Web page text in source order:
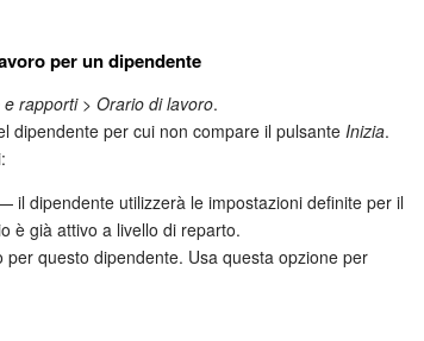
per un dipendente
rapporti > Orario di lavoro.
dipendente per cui non compare il pulsante Inizia.
il dipendente utilizzerà le impostazioni definite per il
è già attivo a livello di reparto.
questo dipendente. Usa questa opzione per